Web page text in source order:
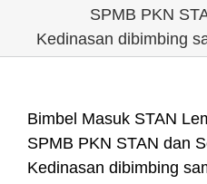
SPMB PKN
Kedinasan dibimbing
Bimbel Masuk STAN
SPMB PKN STAN dan
Kedinasan dibimbing